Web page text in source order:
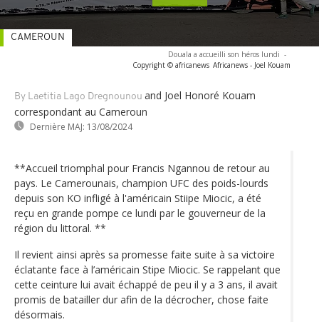
Douala a accueilli son héros lundi -
Copyright © africanews Africanews - Joel Kouam
By Laetitia Lago Dregnounou and Joel Honoré Kouam
correspondant au Cameroun
Dernière MAJ: 13/08/2024
CAMEROUN
**Accueil triomphal pour Francis Ngannou de retour au
pays. Le Camerounais, champion UFC des poids-lourds
depuis son KO infligé à l'américain Stiipe Miocic, a été
reçu en grande pompe ce lundi par le gouverneur de la
région du littoral. **
Il revient ainsi après sa promesse faite suite à sa victoire
éclatante face à l’américain Stipe Miocic. Se rappelant que
cette ceinture lui avait échappé de peu il y a 3 ans, il avait
promis de batailler dur afin de la décrocher, chose faite
désormais.